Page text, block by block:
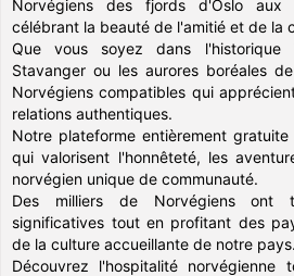
Norvégiens des fjords d'Oslo aux
célébrant la beauté de l'amitié et de la
Que vous soyez dans
Stavanger ou les aurores boréales
Norvégiens compatibles qui
relations authentiques.
Notre plateforme entièrement
qui valorisent l'honnêteté, les
norvégien unique de communauté.
Des milliers de Norvégiens ont
significatives tout en profitant des
de la culture accueillante de notre pays.
Découvrez l'hospitalité norvégienne